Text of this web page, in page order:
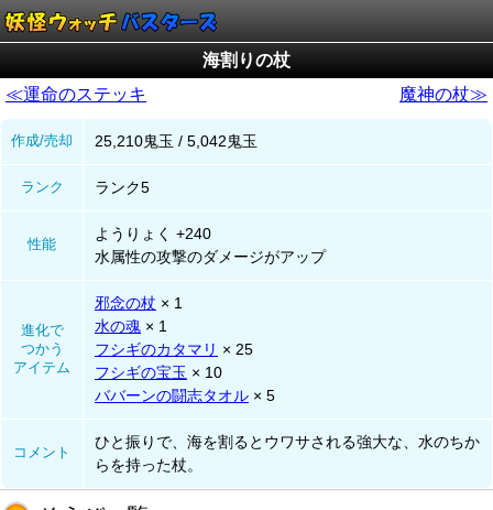
海割りの杖
≪運命のステッキ
魔神の杖≫
作成/売却 25,210鬼玉 / 5,042鬼玉
ランク ランク5
性能
ようりょく +240
水属性の攻撃のダメージがアップ
進化で
つかう
アイテム
邪念の杖 × 1
水の魂 × 1
フシギのカタマリ × 25
フシギの宝玉 × 10
ババーンの闘志タオル × 5
コメント
ひと振りで、海を割るとウワサされる強大な、水のちか
らを持った杖。